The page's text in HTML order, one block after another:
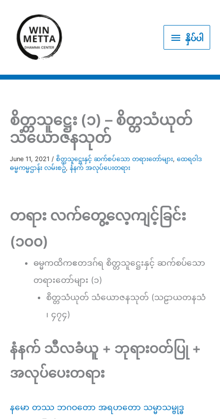
content
နှိပ် နှိပ်ပါ
စိတ္တသူဋ္ဌေး (၁) – စိတ္တသံယုတ်
သံယောဇနသုတ်
June 11, 2021 / စိတ္တသူဋ္ဌေးနှင့် ဆက်စပ်သော တရားတော်များ, ထေရဝါဒ
ဓမ္မကမ္မဌာန်း လမ်းစဥ်, နံနက် အလုပ်ပေးတရား
တရား လက်တွေ့လေ့ကျင့်ခြင်း
(၁၀၀)
ဓမ္မကထိကဧတဒဂ်ရ စိတ္တသူဋ္ဌေးနှင့် ဆက်စပ်သော
တရားတော်များ (၁)
စိတ္တသံယုတ် သံယောဇနသုတ် (သဠာယတနသံ
၊ ၄၇၄)
နံနက် သီလခံယူ + ဘုရားဝတ်ပြု +
အလုပ်ပေးတရား
နမော တဿ ဘဂဝတော အရဟတော သမ္မာသမ္ဗုဒ္ဓ